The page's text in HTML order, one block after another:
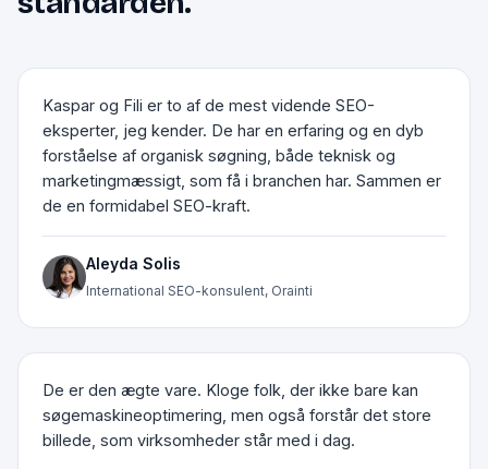
Kaspar og Fili er to af de mest vidende SEO-
eksperter, jeg kender. De har en erfaring og en dyb
forståelse af organisk søgning, både teknisk og
marketingmæssigt, som få i branchen har. Sammen er
de en formidabel SEO-kraft.
Aleyda Solis
International SEO-konsulent, Orainti
De er den ægte vare. Kloge folk, der ikke bare kan
søgemaskineoptimering, men også forstår det store
billede, som virksomheder står med i dag.